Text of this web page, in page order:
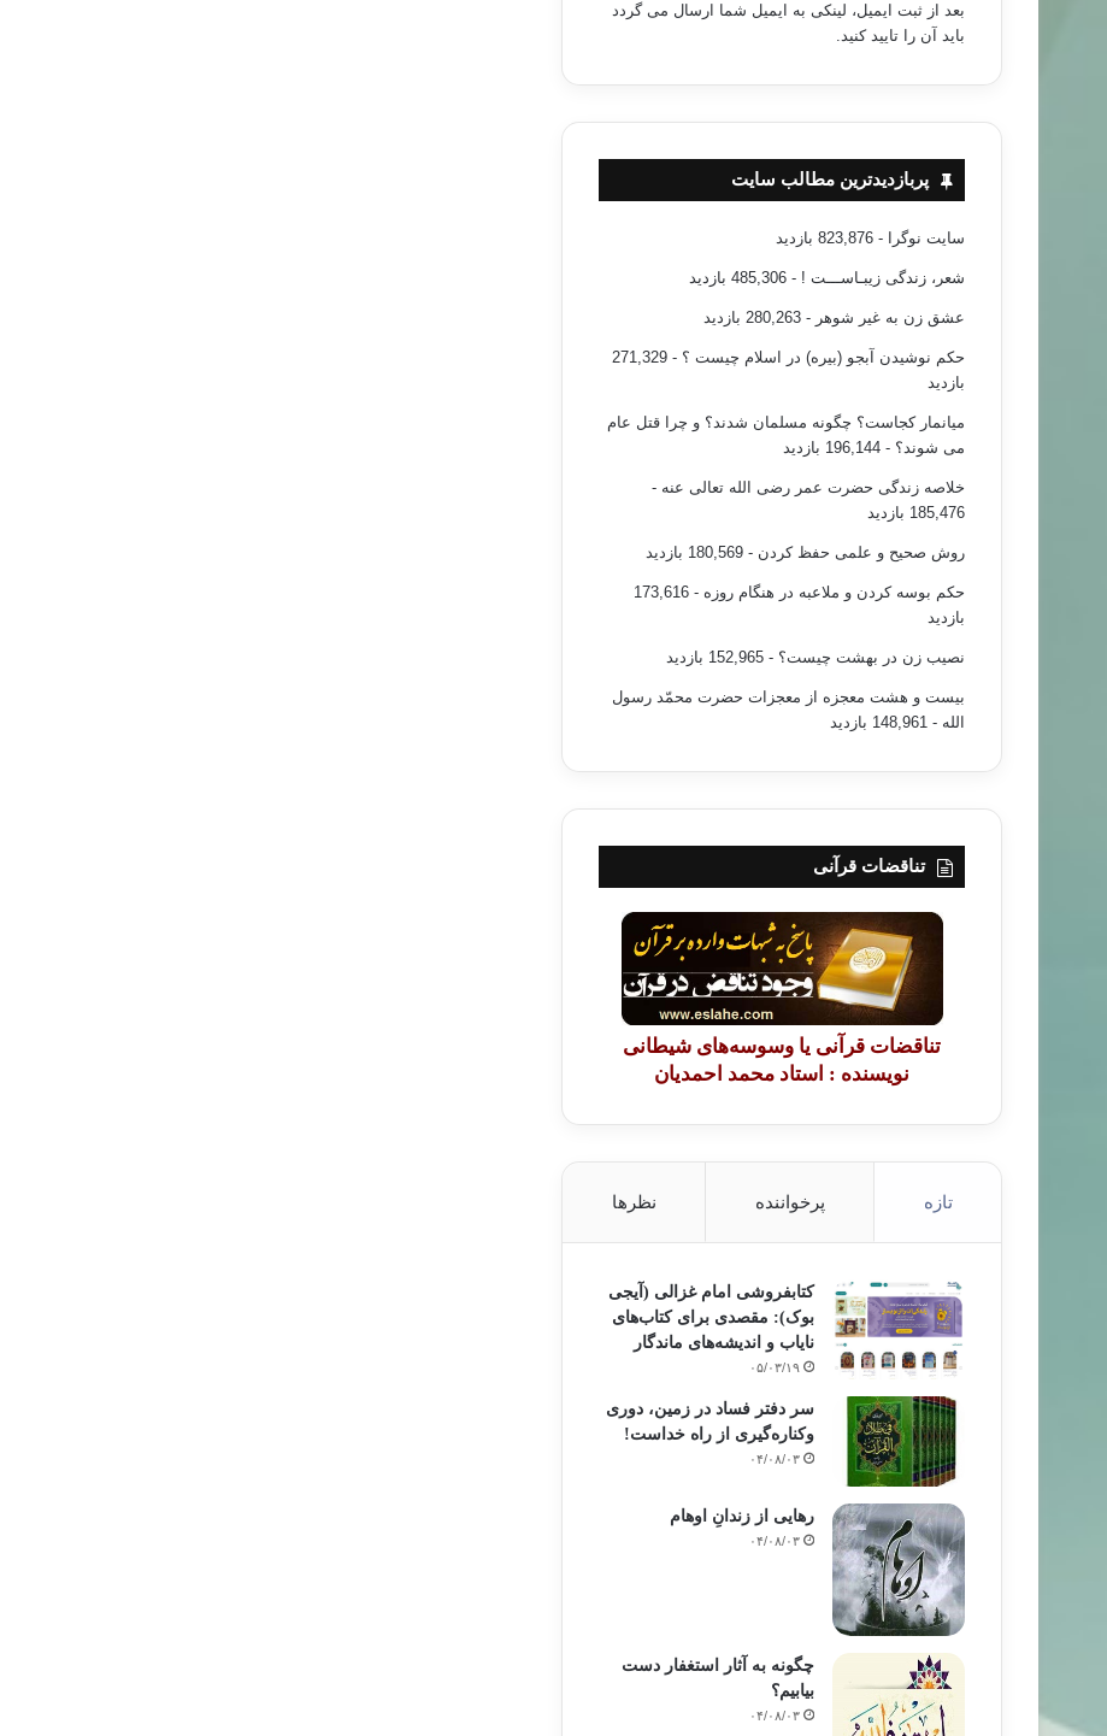
بعد از ثبت ایمیل، لینکی به ایمیل شما ارسال می گردد
باید آن را تایید کنید.
پربازدیدترین مطالب سایت
سایت نوگرا - 823,876 بازدید
شعر، زندگی زیبـاســـت ! - 485,306 بازدید
عشق زن به غیر شوهر - 280,263 بازدید
حکم نوشیدن آبجو (بیره) در اسلام چیست ؟
- 271,329
بازدید
میانمار کجاست؟ چگونه مسلمان شدند؟ و چرا قتل عام
می شوند؟ - 196,144 بازدید
خلاصه زندگی حضرت عمر رضی الله تعالی عنه -
185,476 بازدید
روش صحیح و علمی حفظ کردن - 180,569 بازدید
حکم بوسه کردن و ملاعبه در هنگام روزه
- 173,616
بازدید
نصیب زن در بهشت چیست؟ - 152,965 بازدید
بیست و هشت معجزه از معجزات حضرت محمّد رسول
الله - 148,961 بازدید
تناقضات قرآنی
تناقضات قرآنی یا وسوسه‌های شیطانی
نویسنده : استاد محمد احمدیان
تازه پرخواننده نظرها
کتابفروشی امام غزالی (آیجی
بوک): مقصدی برای کتاب‌های
نایاب و اندیشه‌های ماندگار
۰۵/۰۳/۱۹
سر دفتر فساد در زمین‌، دوری
وکناره‌گیری از راه خداست‌!
۰۴/۰۸/۰۳
رهایی از زندانِ اوهام
۰۴/۰۸/۰۳
چگونه به آثار استغفار دست
بیابیم؟
۰۴/۰۸/۰۳